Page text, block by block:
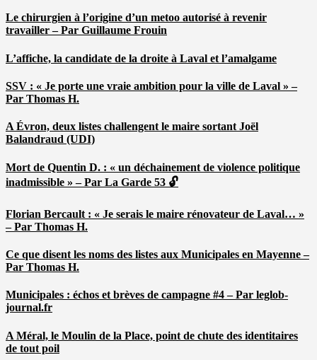
Le chirurgien à l’origine d’un metoo autorisé à revenir
travailler – Par Guillaume Frouin
L’affiche, la candidate de la droite à Laval et l’amalgame
SSV : « Je porte une vraie ambition pour la ville de Laval » –
Par Thomas H.
A Évron, deux listes challengent le maire sortant Joël
Balandraud (UDI)
Mort de Quentin D. : « un déchainement de violence politique
inadmissible » – Par La Garde 53 🔓
Florian Bercault : « Je serais le maire rénovateur de Laval… »
– Par Thomas H.
Ce que disent les noms des listes aux Municipales en Mayenne –
Par Thomas H.
Municipales : échos et brèves de campagne #4 – Par leglob-
journal.fr
A Méral, le Moulin de la Place, point de chute des identitaires
de tout poil